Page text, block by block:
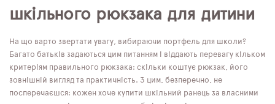
шкільного рюкзака для дитини
На що варто звертати увагу, вибираючи портфель для школи?
Багато батьків задаються цим питанням і віддають перевагу кільком
критеріям правильного рюкзака: скільки коштує рюкзак, його
зовнішній вигляд та практичність. З цим, безперечно, не
посперечаєшся: кожен хоче купити шкільний ранець за власними